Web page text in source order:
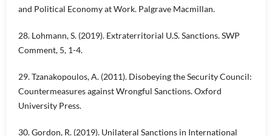
and Political Economy at Work. Palgrave Macmillan.
28. Lohmann, S. (2019). Extraterritorial U.S. Sanctions. SWP
Comment, 5, 1-4.
29. Tzanakopoulos, A. (2011). Disobeying the Security Council:
Countermeasures against Wrongful Sanctions. Oxford
University Press.
30. Gordon, R. (2019). Unilateral Sanctions in International